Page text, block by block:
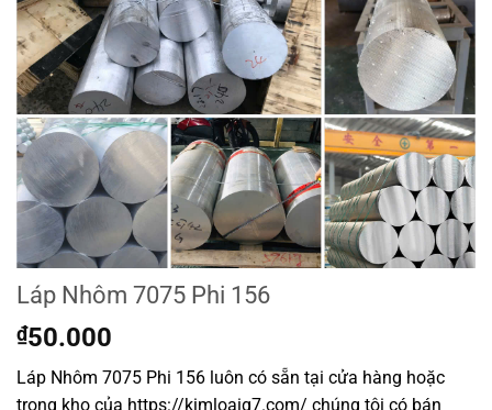
Láp Nhôm 7075 Phi 156
₫50.000
Láp Nhôm 7075 Phi 156 luôn có sẵn tại cửa hàng hoặc
trong kho của https://kimloaig7.com/ chúng tôi có bán